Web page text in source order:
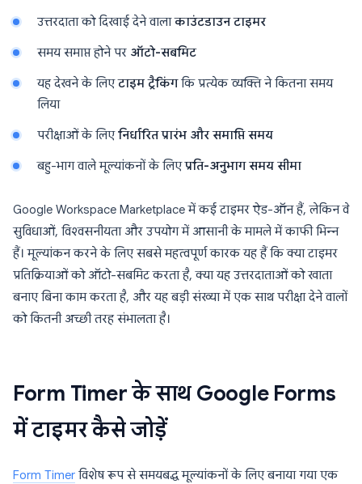
उत्तरदाता को दिखाई देने वालाकाउंटडाउन टाइमर
समय समाप्त होने पर ऑटो-सबमिट
यह देखने के लिएटाइम ट्रैकिंगकि प्रत्येक व्यक्ति ने कितना समय
लिया
परीक्षाओं के लिएनिर्धारित प्रारंभ और समाप्ति समय
बहु-भाग वाले मूल्यांकनों के लिएप्रति-अनुभाग समय सीमा
Google Workspace Marketplace में कई टाइमर ऐड-ऑन हैं, लेकिन वे
सुविधाओं, विश्वसनीयता और उपयोग में आसानी के मामले में काफी भिन्न
हैं। मूल्यांकन करने के लिए सबसे महत्वपूर्ण कारक यह हैं कि क्या टाइमर
प्रतिक्रियाओं को ऑटो-सबमिट करता है, क्या यह उत्तरदाताओं को खाता
बनाए बिना काम करता है, और यह बड़ी संख्या में एक साथ परीक्षा देने वालों
को कितनी अच्छी तरह संभालता है।
Form Timer के साथ Google Forms
में टाइमर कैसे जोड़ें
Form Timer विशेष रूप से समयबद्ध मूल्यांकनों के लिए बनाया गया एक